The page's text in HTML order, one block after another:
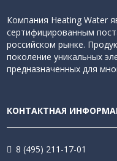
Компания Heating Water
сертифицированным
российском рынке.
поколение уникальных
предназначенных для
КОНТАКТНАЯ
8 (495) 211-17-01